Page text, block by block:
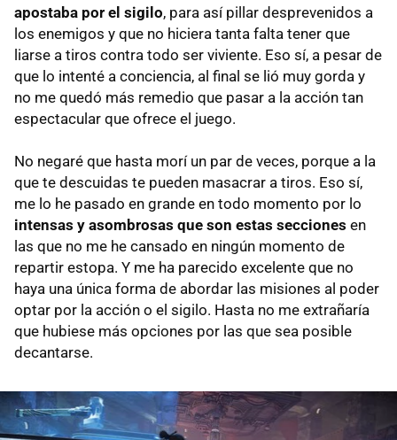
apostaba por el sigilo, para así pillar desprevenidos a
los enemigos y que no hiciera tanta falta tener que
liarse a tiros contra todo ser viviente. Eso sí, a pesar de
que lo intenté a conciencia, al final se lió muy gorda y
no me quedó más remedio que pasar a la acción tan
espectacular que ofrece el juego.
No negaré que hasta morí un par de veces, porque a la
que te descuidas te pueden masacrar a tiros. Eso sí,
me lo he pasado en grande en todo momento por lo
intensas y asombrosas que son estas secciones en
las que no me he cansado en ningún momento de
repartir estopa. Y me ha parecido excelente que no
haya una única forma de abordar las misiones al poder
optar por la acción o el sigilo. Hasta no me extrañaría
que hubiese más opciones por las que sea posible
decantarse.